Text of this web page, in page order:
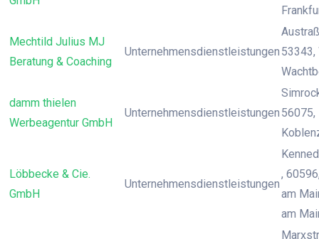
Mechtild Julius MJ
Beratung & Coaching
Unternehmensdienstleistungen 53343,
damm thielen
Werbeagentur GmbH
Unternehmensdienstleistungen 56075,
Löbbecke & Cie.
GmbH
Unternehmensdienstleistungen
,
am
am